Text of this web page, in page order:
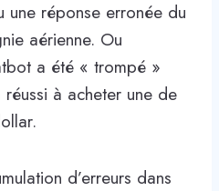
une réponse erronée du
aérienne. Ou
a été « trompé »
à acheter une de
d’erreurs dans